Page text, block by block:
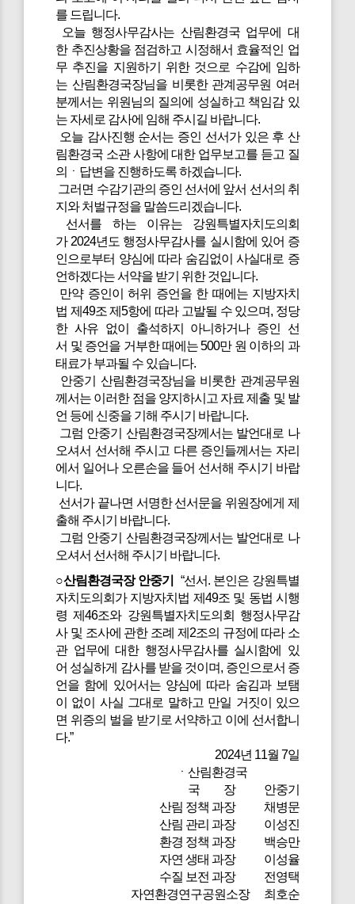
를 드립니다.
오늘 행정사무감사는 산림환경국 업무에 대
한 추진상황을 점검하고 시정해서 효율적인 업
무 추진을 지원하기 위한 것으로 수감에 임하
는 산림환경국장님을 비롯한 관계공무원 여러
분께서는 위원님의 질의에 성실하고 책임감 있
는 자세로 감사에 임해 주시길 바랍니다.
오늘 감사진행 순서는 증인 선서가 있은 후 산
림환경국 소관 사항에 대한 업무보고를 듣고 질
의ㆍ답변을 진행하도록 하겠습니다.
그러면 수감기관의 증인 선서에 앞서 선서의 취
지와 처벌규정을 말씀드리겠습니다.
선서를 하는 이유는 강원특별자치도의회
가 2024년도 행정사무감사를 실시함에 있어 증
인으로부터 양심에 따라 숨김없이 사실대로 증
언하겠다는 서약을 받기 위한 것입니다.
만약 증인이 허위 증언을 한 때에는 지방자치
법 제49조 제5항에 따라 고발될 수 있으며, 정당
한 사유 없이 출석하지 아니하거나 증인 선
서 및 증언을 거부한 때에는 500만 원 이하의 과
태료가 부과될 수 있습니다.
안중기 산림환경국장님을 비롯한 관계공무원
께서는 이러한 점을 양지하시고 자료 제출 및 발
언 등에 신중을 기해 주시기 바랍니다.
그럼 안중기 산림환경국장께서는 발언대로 나
오셔서 선서해 주시고 다른 증인들께서는 자리
에서 일어나 오른손을 들어 선서해 주시기 바랍
니다.
선서가 끝나면 서명한 선서문을 위원장에게 제
출해 주시기 바랍니다.
그럼 안중기 산림환경국장께서는 발언대로 나
오셔서 선서해 주시기 바랍니다.
○산림환경국장 안중기
“선서. 본인은 강원특별
자치도의회가 지방자치법 제49조 및 동법 시행
령 제46조와 강원특별자치도의회 행정사무감
사 및 조사에 관한 조례 제2조의 규정에 따라 소
관 업무에 대한 행정사무감사를 실시함에 있
어 성실하게 감사를 받을 것이며, 증인으로서 증
언을 함에 있어서는 양심에 따라 숨김과 보탬
이 없이 사실 그대로 말하고 만일 거짓이 있으
면 위증의 벌을 받기로 서약하고 이에 선서합니
다.”
2024년 11월 7일
ㆍ산림환경국
국 장 안중기
산림 정책 과장 채병문
산림 관리 과장 이성진
환경 정책 과장 백승만
자연 생태 과장 이성율
수질 보전 과장 전영택
자연환경연구공원소장 최호순